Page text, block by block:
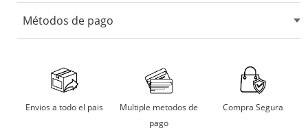
No usar maquina secadora.
Secarlo en sombra.
Planchar a temperatura moderada
Métodos de pago
Aceptamos tarjetas de crédito, débito, transferencias
bancarias y billeteras digitales.
Envios a todo el pais
Multiple metodos de
pago
Compra Segura